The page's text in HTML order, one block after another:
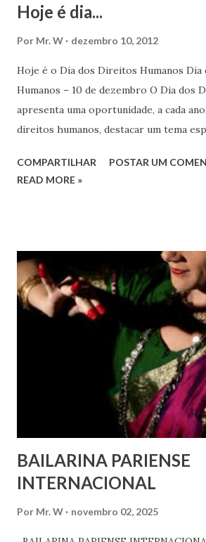
Hoje é dia...
Por Mr. W dezembro 10, 2012
Hoje é o Dia dos Direitos Humanos
Humanos – 10 de dezembro O Dia dos
apresenta uma oportunidade, a cada
direitos humanos, destacar um tema
em todos os lugares. Este ano, o foco é
Estes direitos humanos – os direitos à
e de expressão, de reunião pacífica e de
participar no governo (artigos 19, 20 e
Universal dos Direitos Humanos ) –
das mudanças históricas no mundo
anos, em que milhões foram às ruas
Em outras partes do mundo, os “99%”
serem ouvidas através ...
COMPARTILHAR
POSTAR UM
READ MORE »
BAILARINA PARIENSE
INTERNACIONAL
Por Mr. W novembro 02, 2025